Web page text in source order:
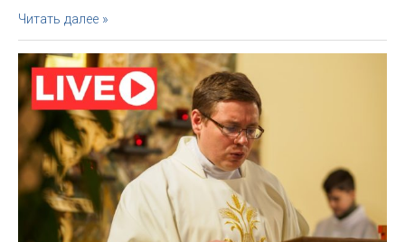
14
апреля.
Вечернее
благословение
от
Архиепископа
Читать далее »